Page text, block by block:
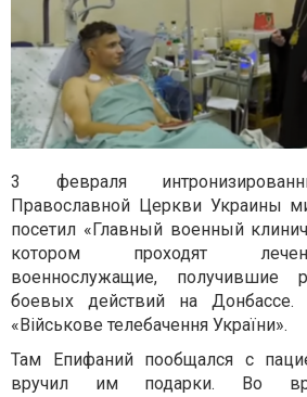
3 февраля
Православной Церкви Украины
посетил «Главный военный
котором проходят
военнослужащие, получившие
боевых действий на
«Військове телебачення України».
Там Епифаний пообщался с
вручил им подарки. Во